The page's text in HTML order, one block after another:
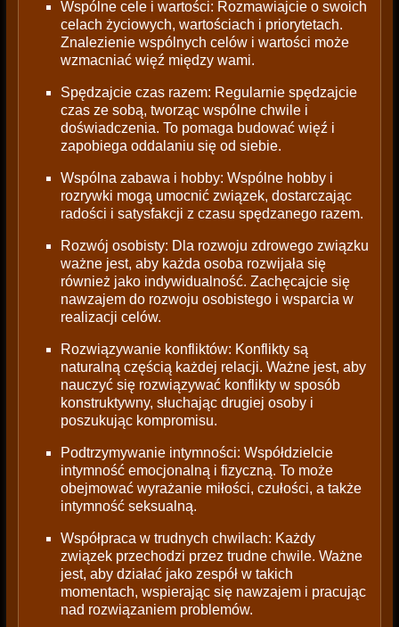
Wspólne cele i wartości: Rozmawiajcie o swoich
celach życiowych, wartościach i priorytetach.
Znalezienie wspólnych celów i wartości może
wzmacniać więź między wami.
Spędzajcie czas razem: Regularnie spędzajcie
czas ze sobą, tworząc wspólne chwile i
doświadczenia. To pomaga budować więź i
zapobiega oddalaniu się od siebie.
Wspólna zabawa i hobby: Wspólne hobby i
rozrywki mogą umocnić związek, dostarczając
radości i satysfakcji z czasu spędzanego razem.
Rozwój osobisty: Dla rozwoju zdrowego związku
ważne jest, aby każda osoba rozwijała się
również jako indywidualność. Zachęcajcie się
nawzajem do rozwoju osobistego i wsparcia w
realizacji celów.
Rozwiązywanie konfliktów: Konflikty są
naturalną częścią każdej relacji. Ważne jest, aby
nauczyć się rozwiązywać konflikty w sposób
konstruktywny, słuchając drugiej osoby i
poszukując kompromisu.
Podtrzymywanie intymności: Współdzielcie
intymność emocjonalną i fizyczną. To może
obejmować wyrażanie miłości, czułości, a także
intymność seksualną.
Współpraca w trudnych chwilach: Każdy
związek przechodzi przez trudne chwile. Ważne
jest, aby działać jako zespół w takich
momentach, wspierając się nawzajem i pracując
nad rozwiązaniem problemów.